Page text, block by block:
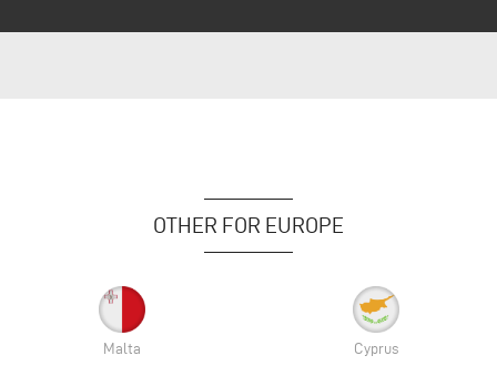
OTHER FOR EUROPE
Malta Cyprus